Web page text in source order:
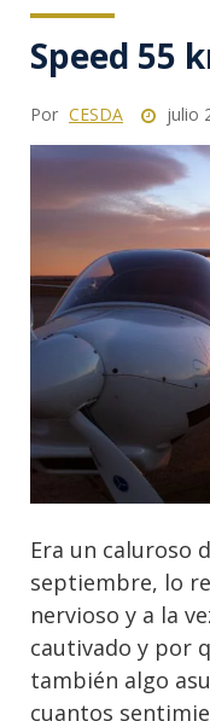
Speed 55
Por CESDA julio
Era un caluroso
septiembre, lo
nervioso y a la
cautivado y por
también algo
cuantos